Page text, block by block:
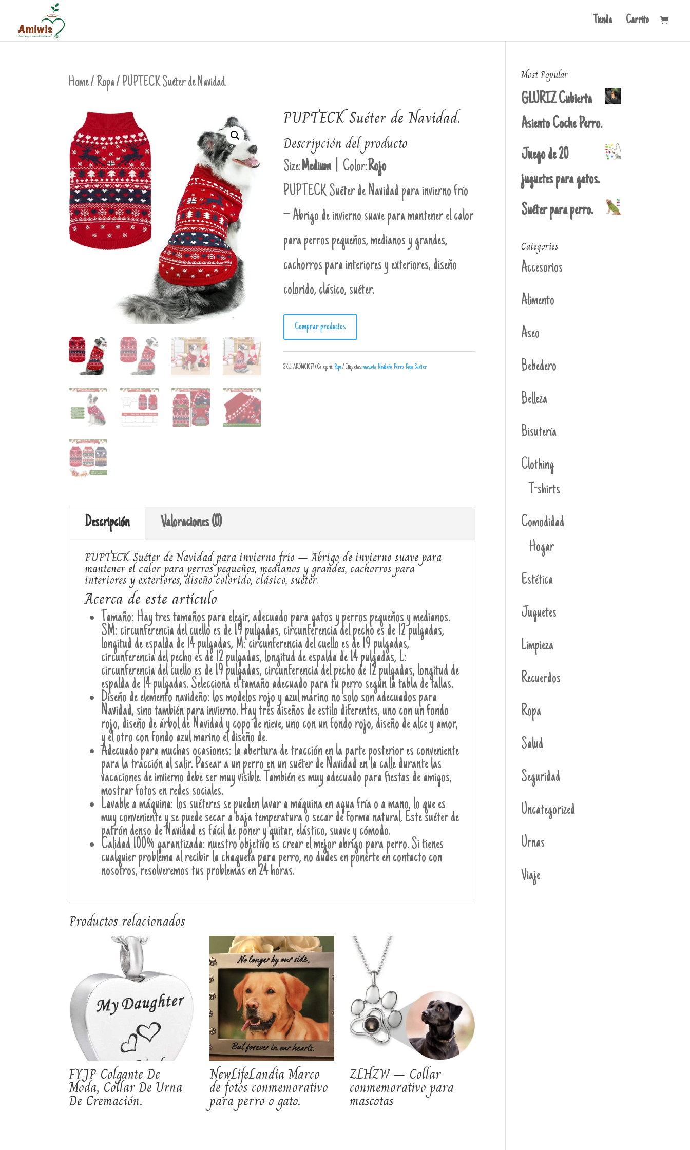
Tienda Carrito
Home/ Ropa/ PUPTECK Suéter de Navidad.
PUPTECK Suéter de Navidad.
Descripción del producto
Size:Medium| Color:Rojo
PUPTECK Suéter de Navidad para invierno frío
– Abrigo de invierno suave para mantener el calor
para perros pequeños, medianos y grandes,
cachorros para interiores y exteriores, diseño
colorido, clásico, suéter.
Comprar productos
SKU:ARDM01027 Categoría:Ropa Etiquetas:mascota, Navideño, Perro, Ropa, Suéter
Descripción Valoraciones (0)
PUPTECK Suéter de Navidad para invierno frío – Abrigo de invierno suave para
mantener el calor para perros pequeños, medianos y grandes, cachorros para
interiores y exteriores, diseño colorido, clásico, suéter.
Acerca de este artículo
Tamaño: Hay tres tamaños para elegir, adecuado para gatos y perros pequeños y medianos.
SM: circunferencia del cuello es de 19 pulgadas, circunferencia del pecho es de 12 pulgadas,
longitud de espalda de 14 pulgadas, M: circunferencia del cuello es de 19 pulgadas,
circunferencia del pecho es de 12 pulgadas, longitud de espalda de 14 pulgadas, L:
circunferencia del cuello es de 19 pulgadas, circunferencia del pecho de 12 pulgadas, longitud de
espalda de 14 pulgadas. Selecciona el tamaño adecuado para tu perro según la tabla de tallas.
Diseño de elemento navideño: los modelos rojo y azul marino no solo son adecuados para
Navidad, sino también para invierno. Hay tres diseños de estilo diferentes, uno con un fondo
rojo, diseño de árbol de Navidad y copo de nieve, uno con un fondo rojo, diseño de alce y amor,
y el otro con fondo azul marino el diseño de.
Adecuado para muchas ocasiones: la abertura de tracción en la parte posterior es conveniente
para la tracción al salir. Pasear a un perro en un suéter de Navidad en la calle durante las
vacaciones de invierno debe ser muy visible. También es muy adecuado para fiestas de amigos,
mostrar fotos en redes sociales.
Lavable a máquina: los suéteres se pueden lavar a máquina en agua fría o a mano, lo que es
muy conveniente y se puede secar a baja temperatura o secar de forma natural. Este suéter de
patrón denso de Navidad es fácil de poner y quitar, elástico, suave y cómodo.
Calidad 100% garantizada: nuestro objetivo es crear el mejor abrigo para perro. Si tienes
cualquier problema al recibir la chaqueta para perro, no dudes en ponerte en contacto con
nosotros, resolveremos tus problemas en 24 horas.
Productos relacionados
FYJP Colgante De
Moda, Collar De Urna
De Cremación.
NewLifeLandia Marco
de fotos conmemorativo
para perro o gato.
ZLHZW – Collar
conmemorativo para
mascotas
Most Popular
GLURIZ Cubierta
Asiento Coche Perro.
Juego de 20
juguetes para gatos.
Suéter para perro.
Categories
Accesorios
Alimento
Aseo
Bebedero
Belleza
Bisutería
Clothing
T-shirts
Comodidad
Hogar
Estética
Juguetes
Limpieza
Recuerdos
Ropa
Salud
Seguridad
Uncategorized
Urnas
Viaje